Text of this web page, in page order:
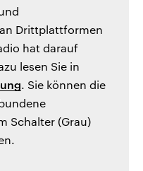
Drittplattformen
hat darauf
lesen Sie in
. Sie können die
Schalter (Grau)